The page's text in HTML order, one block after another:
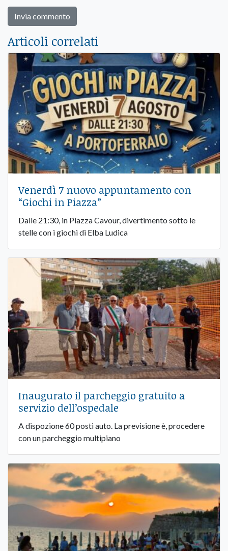
Articoli correlati
Venerdì 7 nuovo appuntamento con
“Giochi in Piazza”
Dalle 21:30, in Piazza Cavour, divertimento sotto le
stelle con i giochi di Elba Ludica
Inaugurato il parcheggio gratuito a
servizio dell’ospedale
A dispozione 60 posti auto. La previsione è, procedere
con un parcheggio multipiano